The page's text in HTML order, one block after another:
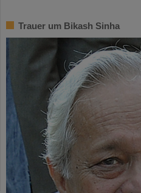
Trauer um Bikash Sinha